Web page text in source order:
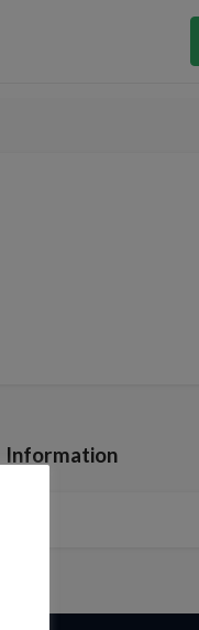
Information